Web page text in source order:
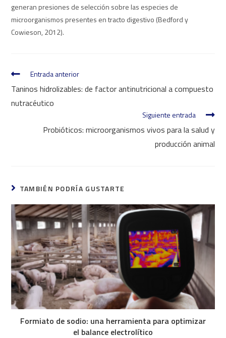
generan presiones de selección sobre las especies de
microorganismos presentes en tracto digestivo (Bedford y
Cowieson, 2012).
Entrada anterior
Taninos hidrolizables: de factor antinutricional a compuesto
nutracéutico
Siguiente entrada
Probióticos: microorganismos vivos para la salud y
producción animal
TAMBIÉN PODRÍA GUSTARTE
Formiato de sodio: una herramienta para optimizar
el balance electrolítico